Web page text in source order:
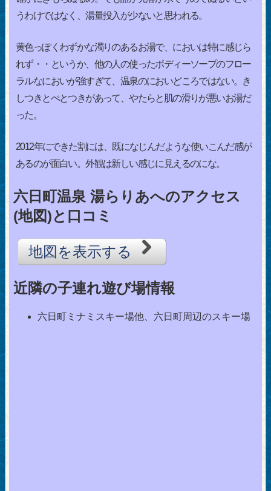
うわけではなく、湯量投入が少ないと思われる。
黄色っぽくわずかな濁りのあるお湯で、においは特に感じら
れず・・というか、他の人の使ったボディーソープのフロー
ラルなにおいが強すぎて、温泉のにおいどころではない。き
しつきとぺとつきがあって、やたらと肌の滑りが悪いお湯だ
った。
2012年にできた割には、既になじんだような使いこんだ感が
あるのが面白い。外観は新しい感じに見えるのにな。
六日町温泉 湯らりあへのアクセス
(地図)と口コミ
地図を表示する
近隣の子連れ遊び場情報
六日町ミナミスキー場他、六日町周辺のスキー場